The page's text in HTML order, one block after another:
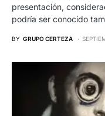
presentación,
podría ser conocido
BY GRUPO CERTEZA